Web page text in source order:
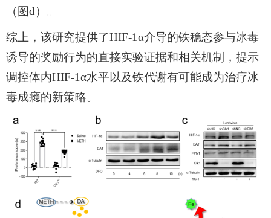
（图d）。
综上，该研究提供了HIF-1α介导的铁稳态参与冰毒
诱导的奖励行为的直接实验证据和相关机制，提示
调控体内HIF-1α水平以及铁代谢有可能成为治疗冰
毒成瘾的新策略。